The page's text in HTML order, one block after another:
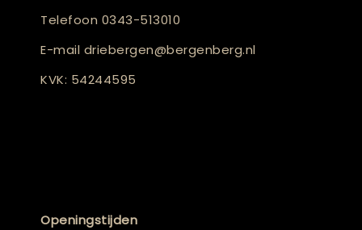
Telefoon 0343-513010
E-mail driebergen@bergenberg.nl
KVK: 54244595
Openingstijden